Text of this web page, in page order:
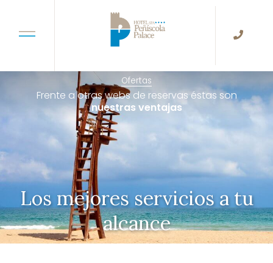
Ofertas
Frente a otras webs de reservas éstas son
nuestras ventajas
Los mejores servicios a tu
alcance